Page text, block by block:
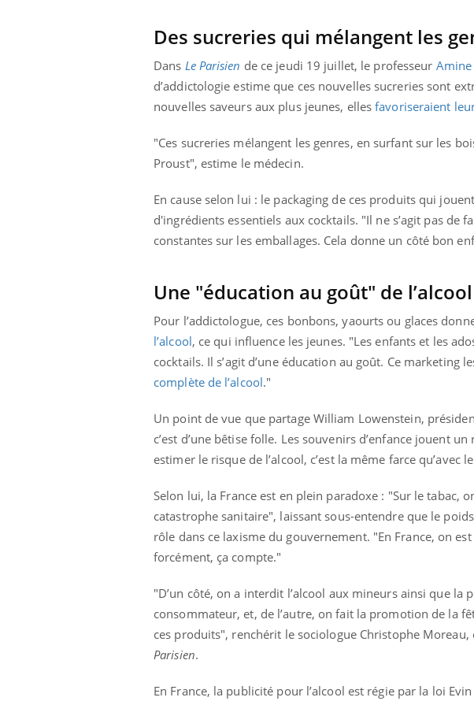
Des sucreries qui mélangent les
Dans Le Parisien de ce jeudi 19 juillet, le professeur
d’addictologie estime que ces nouvelles sucreries sont
nouvelles saveurs aux plus jeunes, ellesfavoriseraient
"Ces sucreries mélangent les genres, en surfant sur les
Proust", estime le médecin.
En cause selon lui : le packaging de ces produits qui
d'ingrédients essentiels aux cocktails. "Il ne s’agit pas de
constantes sur les emballages. Cela donne un côté bon
Une "éducation au goût" de l’alcool
Pour l’addictologue, ces bonbons, yaourts ou glaces
l’alcool, ce qui influence les jeunes. "Les enfants et les
cocktails. Il s’agit d’une éducation au goût. Ce marketing
complète de l’alcool."
Un point de vue que partage William Lowenstein,
c’est d’une bêtise folle. Les souvenirs d’enfance jouent
estimer le risque de l’alcool, c’est la même farce qu’avec
Selon lui, la France est en plein paradoxe : "Sur le tabac,
catastrophe sanitaire", laissant sous-entendre que le
rôle dans ce laxisme du gouvernement. "En France, on
forcément, ça compte."
"D’un côté, on a interdit l’alcool aux mineurs ainsi que
consommateur, et, de l’autre, on fait la promotion de la
ces produits", renchérit le sociologue Christophe
Parisien.
En France, la publicité pour l’alcool est régie par la loi